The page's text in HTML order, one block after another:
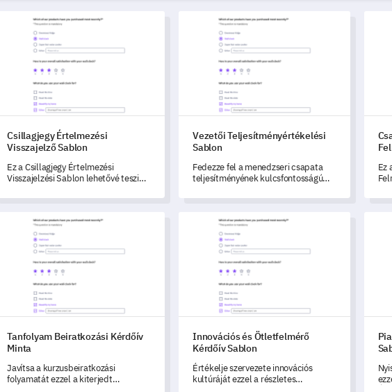
Csillagjegy Értelmezési Visszajelző Sablon
Csillagjegy Értelmezési
Visszajelző Sablon
Ez a Csillagjegy Értelmezési
Visszajelzési Sablon lehetővé teszi
érzékelik és kapcsolódnak az
értelmezéseikhez.
Vezetői Teljesítményértékelési Sablon
Vezetői Teljesítményértékelési
Sablon
Fedezze fel a menedzseri csapata
teljesítményének kulcsfontosságú
Menedzsment Teljesítményértékelési
Ez
Tanfolyam Beiratkozási Kérdőív Minta
Tanfolyam Beiratkozási Kérdőív
Minta
Javítsa a kurzusbeiratkozási
folyamatát ezzel a kiterjedt
Innovációs és Ötletfelmérő Kérdőív Sablon
Innovációs és Ötletfelmérő
Kérdőív Sablon
Értékelje szervezete innovációs
kultúráját ezzel a részletes